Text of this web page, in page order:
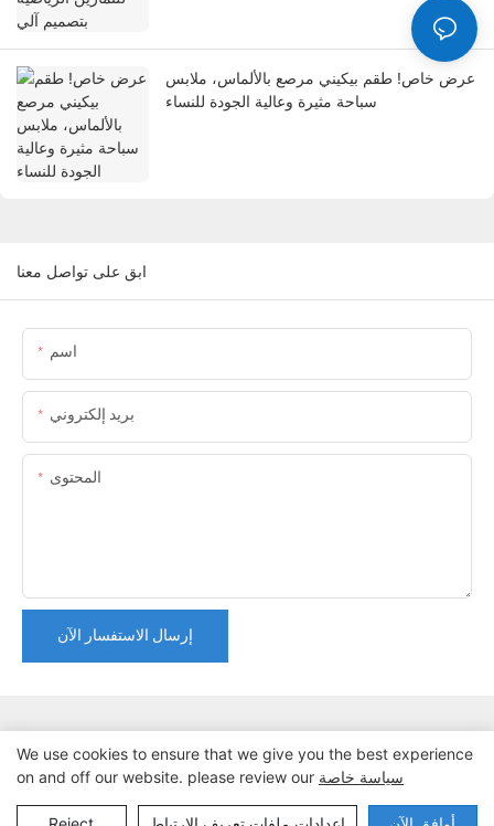
عرض خاص! طقم بيكيني مرصع بالألماس، ملابس
سباحة مثيرة وعالية الجودة للنساء
ابق على تواصل معنا
اسم
بريد إلكتروني
المحتوى
إرسال الاستفسار الآن
حقوق الطبع والنشر © 2024 Dongguan Lanteng Sports Products Co.,
Ltd. | خريطة الموقع∣سياسة الخصوصية
We use cookies to ensure that we give you the best experience
on and off our website. please review our سياسة خاصة